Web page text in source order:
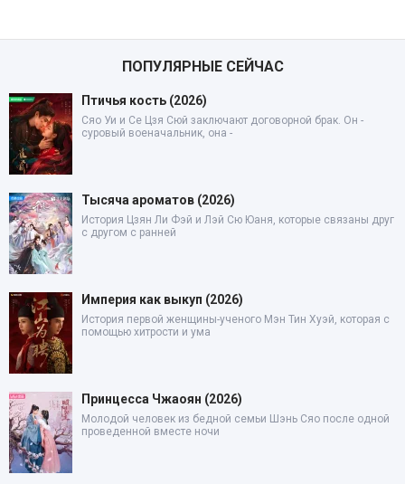
ПОПУЛЯРНЫЕ СЕЙЧАС
Птичья кость (2026)
Сяо Уи и Се Цзя Сюй заключают договорной брак. Он -
суровый военачальник, она -
Тысяча ароматов (2026)
История Цзян Ли Фэй и Лэй Сю Юаня, которые связаны друг
с другом с ранней
Империя как выкуп (2026)
История первой женщины-ученого Мэн Тин Хуэй, которая с
помощью хитрости и ума
Принцесса Чжаоян (2026)
Молодой человек из бедной семьи Шэнь Сяо после одной
проведенной вместе ночи